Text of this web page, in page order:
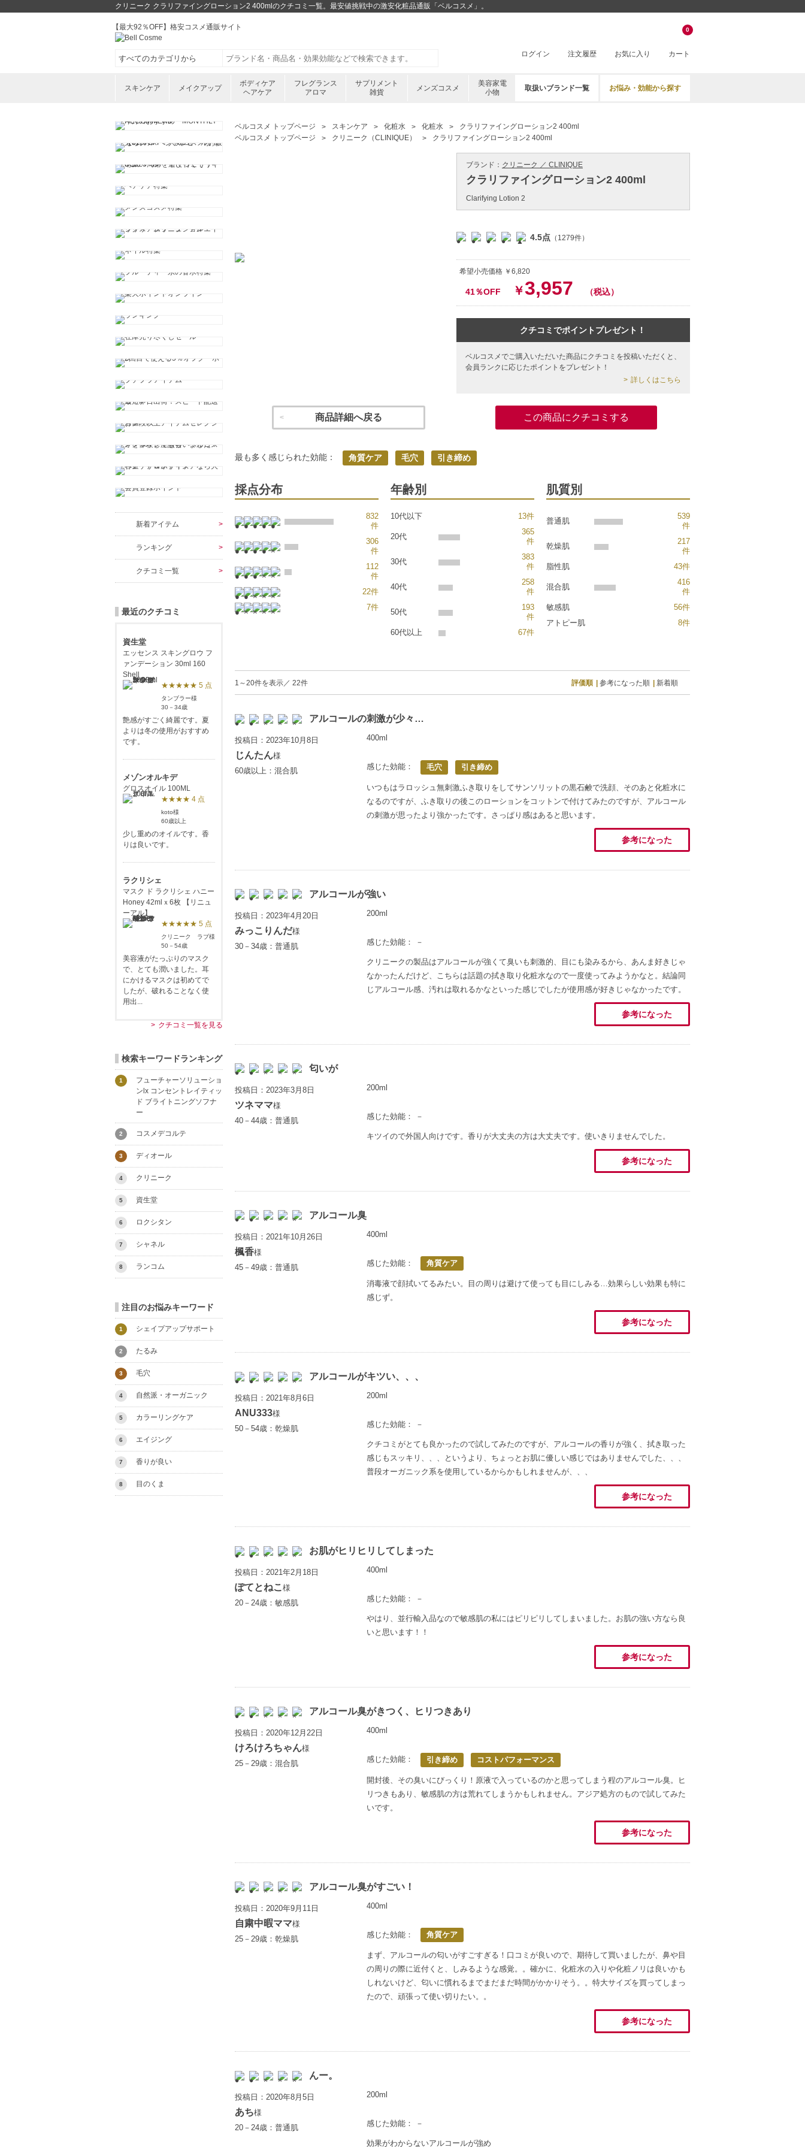
クリニーク クラリファイングローション2 400mlのクチコミ一覧。最安値挑戦中の激安化粧品通販「ベルコスメ」。
【最大92％OFF】格安コスメ通販サイト
ログイン 注文履歴 お気に入り カート
0
スキンケア メイクアップ
ボディケア
ヘアケア
フレグランス
アロマ
サプリメント
雑貨
メンズコスメ
美容家電
小物
取扱いブランド一覧 お悩み・効能から探す
ベルコスメ トップページ スキンケア 化粧水 化粧水
クラリファイングローション2 400ml
ベルコスメ トップページ
クリニーク（CLINIQUE） クラリファイングローション2 400ml
ブランド： クリニーク ／ CLINIQUE
クラリファイングローション2 400ml
Clarifying Lotion 2
4.5点 （1279件）
希望小売価格 ￥6,820
41％OFF ￥3,957 （税込）
クチコミでポイントプレゼント！
ベルコスメでご購入いただいた商品にクチコミを投稿いただくと、
会員ランクに応じたポイントをプレゼント！
詳しくはこちら
商品詳細へ戻る この商品にクチコミする
最も多く感じられた効能： 角質ケア 毛穴 引き締め
採点分布
832
件
306
件
112
件
22件
7件
年齢別
10代以下 13件
20代
365
件
30代
383
件
40代
258
件
50代
193
件
60代以上
67件
肌質別
普通肌
539
件
乾燥肌
217
件
脂性肌
43件
混合肌
416
件
敏感肌
56件
アトピー肌
8件
1～20件を表示／ 22件 評価順 参考になった順 新着順
アルコールの刺激が少々…
投稿日：2023年10月8日
じんたん様
60歳以上：混合肌
400ml
感じた効能： 毛穴 引き締め
いつもはラロッシュ無刺激ふき取りをしてサンソリットの黒石鹸で洗顔、そのあと化粧水に
なるのですが、ふき取りの後このローションをコットンで付けてみたのですが、アルコール
の刺激が思ったより強かったです。さっぱり感はあると思います。
参考になった
アルコールが強い
投稿日：2023年4月20日
みっこりんだ様
30－34歳：普通肌
200ml
感じた効能： －
クリニークの製品はアルコールが強くて臭いも刺激的、目にも染みるから、あんま好きじゃ
なかったんだけど、こちらは話題の拭き取り化粧水なので一度使ってみようかなと。結論同
じアルコール感、汚れは取れるかなといった感じでしたが使用感が好きじゃなかったです。
参考になった
匂いが
投稿日：2023年3月8日
ツネママ様
40－44歳：普通肌
200ml
感じた効能： －
キツイので外国人向けです。香りが大丈夫の方は大丈夫です。使いきりませんでした。
参考になった
アルコール臭
投稿日：2021年10月26日
楓香様
45－49歳：普通肌
400ml
感じた効能： 角質ケア
消毒液で顔拭いてるみたい。目の周りは避けて使っても目にしみる…効果らしい効果も特に
感じず。
参考になった
アルコールがキツい、、、
投稿日：2021年8月6日
ANU333様
50－54歳：乾燥肌
200ml
感じた効能： －
クチコミがとても良かったので試してみたのですが、アルコールの香りが強く、拭き取った
感じもスッキリ、、、というより、ちょっとお肌に優しい感じではありませんでした、、、
普段オーガニック系を使用しているからかもしれませんが、、、
参考になった
お肌がヒリヒリしてしまった
投稿日：2021年2月18日
ぽてとねこ 様
20－24歳：敏感肌
400ml
感じた効能： －
やはり、並行輸入品なので敏感肌の私にはピリピリしてしまいました。お肌の強い方なら良
いと思います！！
参考になった
アルコール臭がきつく、ヒリつきあり
投稿日：2020年12月22日
けろけろちゃん様
25－29歳：混合肌
400ml
感じた効能： 引き締め コストパフォーマンス
開封後、その臭いにびっくり！原液で入っているのかと思ってしまう程のアルコール臭。ヒ
リつきもあり、敏感肌の方は荒れてしまうかもしれません。アジア処方のもので試してみた
いです。
参考になった
アルコール臭がすごい！
投稿日：2020年9月11日
自粛中暇ママ様
25－29歳：乾燥肌
400ml
感じた効能： 角質ケア
まず、アルコールの匂いがすごすぎる！口コミが良いので、期待して買いましたが、鼻や目
の周りの際に近付くと、しみるような感覚。。確かに、化粧水の入りや化粧ノリは良いかも
しれないけど、匂いに慣れるまでまだまだ時間がかかりそう。。特大サイズを買ってしまっ
たので、頑張って使い切りたい。。
参考になった
んー。
投稿日：2020年8月5日
あち様
20－24歳：普通肌
200ml
感じた効能： －
効果がわからないアルコールが強め
新着アイテム
ランキング
クチコミ一覧
最近のクチコミ
資生堂
エッセンス スキングロウ フ
ァンデーション 30ml 160
Shell
★★★★★ 5 点
タンブラー様
30－34歳
艶感がすごく綺麗です。夏
よりは冬の使用がおすすめ
です。
メゾンオルキデ
グロスオイル 100ML
★★★★ 4 点
koto様
60歳以上
少し重めのオイルです。香
りは良いです。
ラクリシェ
マスク ド ラクリシェ ハニー
Honey 42mlｘ6枚 【リニュ
ーアル】
★★★★★ 5 点
クリニーク ラブ様
50－54歳
美容液がたっぷりのマスク
で、とても潤いました。耳
にかけるマスクは初めてで
したが、破れることなく使
用出...
クチコミ一覧を見る
検索キーワードランキング
1
フューチャーソリューショ
ンlx コンセントレイティッ
ド ブライトニングソフナ
ー
2 コスメデコルテ
3 ディオール
4 クリニーク
5 資生堂
6 ロクシタン
7 シャネル
8 ランコム
注目のお悩みキーワード
1 シェイプアップサポート
2 たるみ
3 毛穴
4 自然派・オーガニック
5 カラーリングケア
6 エイジング
7 香りが良い
8 目のくま